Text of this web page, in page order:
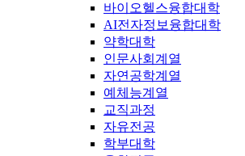
바이오헬스융합대학
AI전자정보융합대학
약학대학
인문사회계열
자연공학계열
예체능계열
교직과정
자유전공
학부대학